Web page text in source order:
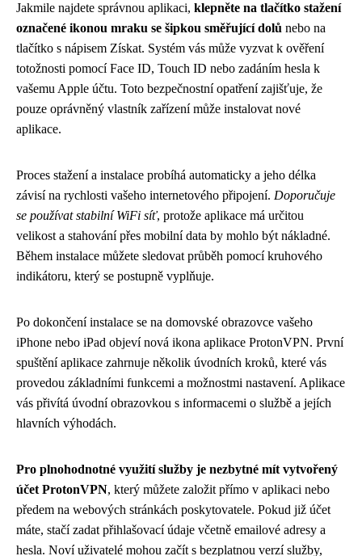
Jakmile najdete správnou aplikaci, klepněte na tlačítko stažení
označené ikonou mraku se šipkou směřující dolů nebo na
tlačítko s nápisem Získat. Systém vás může vyzvat k ověření
totožnosti pomocí Face ID, Touch ID nebo zadáním hesla k
vašemu Apple účtu. Toto bezpečnostní opatření zajišťuje, že
pouze oprávněný vlastník zařízení může instalovat nové
aplikace.
Proces stažení a instalace probíhá automaticky a jeho délka
závisí na rychlosti vašeho internetového připojení. Doporučuje
se používat stabilní WiFi síť, protože aplikace má určitou
velikost a stahování přes mobilní data by mohlo být nákladné.
Během instalace můžete sledovat průběh pomocí kruhového
indikátoru, který se postupně vyplňuje.
Po dokončení instalace se na domovské obrazovce vašeho
iPhone nebo iPad objeví nová ikona aplikace ProtonVPN. První
spuštění aplikace zahrnuje několik úvodních kroků, které vás
provedou základními funkcemi a možnostmi nastavení. Aplikace
vás přivítá úvodní obrazovkou s informacemi o službě a jejích
hlavních výhodách.
Pro plnohodnotné využití služby je nezbytné mít vytvořený
účet ProtonVPN, který můžete založit přímo v aplikaci nebo
předem na webových stránkách poskytovatele. Pokud již účet
máte, stačí zadat přihlašovací údaje včetně emailové adresy a
hesla. Noví uživatelé mohou začít s bezplatnou verzí služby,